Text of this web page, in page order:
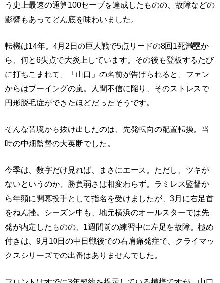
う史上最速の通算100セーブを達成したものの、故障などの
影響もあってどん底を味わいました。
転機は14年。4月2日の巨人戦で5点リードの8回1死満塁か
ら、何と6失点で大炎上しています。その後も登板するたび
に打ちこまれて、「山口」の名前が告げられると、ファン
からはブーイングの嵐。人間不信に陥り、そのストレスで
円形脱毛症ができたほどだったそうです。
そんな苦境から抜け出したのは、先発転向の配置転換。当
時の中畑監督の大英断でした。
今季は、数字だけ見れば、まさにエース。ただし、ツキが
ないというのか、勝負弱さは相変わらず。ラミレス監督か
ら年頭に開幕投手として指名を受けましたが、3月に右足首
をねん挫。シーズン中も、地元横浜のオールスターでは先
発が内定したものの、1週間前の練習中に左足を故障。極め
付きは、9月10日の中日戦後での右肩痛発症で、クライマッ
クスシリーズでの出番はありませんでした。